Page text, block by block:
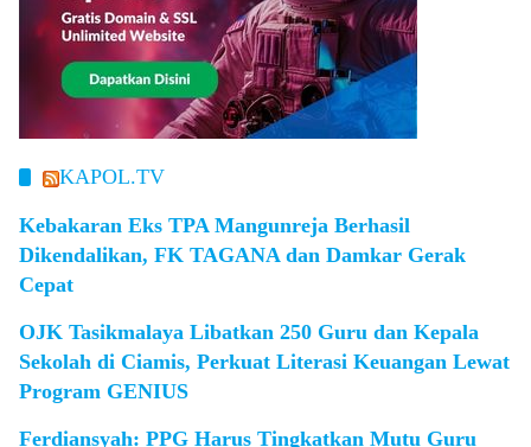
KAPOL.TV
Kebakaran Eks TPA Mangunreja Berhasil
Dikendalikan, FK TAGANA dan Damkar Gerak
Cepat
OJK Tasikmalaya Libatkan 250 Guru dan Kepala
Sekolah di Ciamis, Perkuat Literasi Keuangan Lewat
Program GENIUS
Ferdiansyah: PPG Harus Tingkatkan Mutu Guru